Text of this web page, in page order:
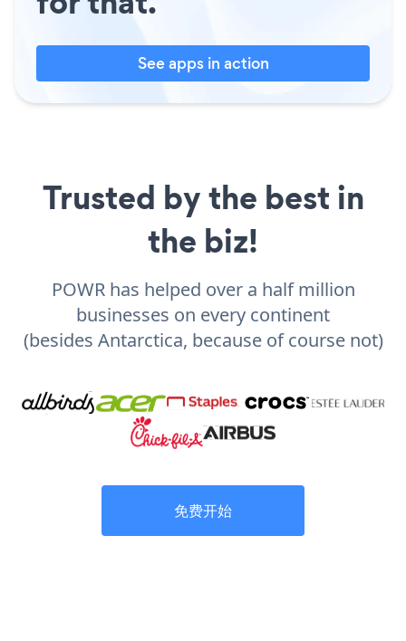
See apps in action
Trusted by the best in
the biz!
POWR has helped over a half million
businesses on every continent
(besides Antarctica, because of course not)
免费开始